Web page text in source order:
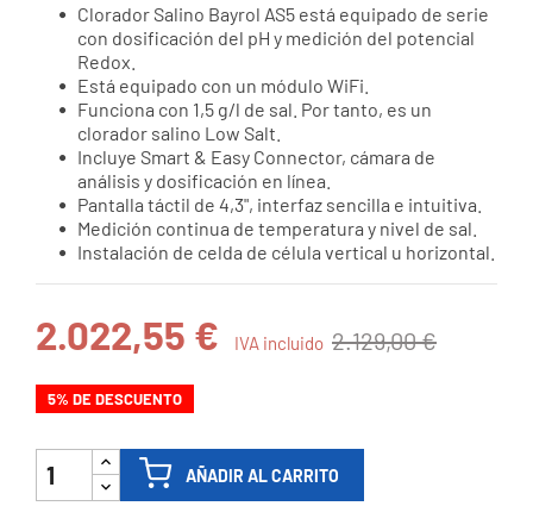
Clorador Salino Bayrol AS5 está equipado de serie
con dosificación del pH y medición del potencial
Redox.
Está equipado con un módulo WiFi.
Funciona con 1,5 g/l de sal. Por tanto, es un
clorador salino Low Salt.
Incluye Smart & Easy Connector, cámara de
análisis y dosificación en línea.
Pantalla táctil de 4,3", interfaz sencilla e intuitiva.
Medición continua de temperatura y nivel de sal.
Instalación de celda de célula vertical u horizontal.
2.022,55 € IVA incluido 2.129,00 €
5% DE DESCUENTO
AÑADIR AL CARRITO